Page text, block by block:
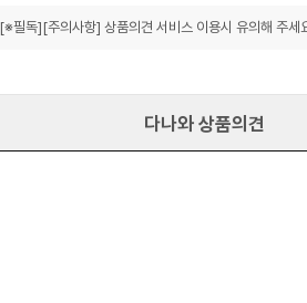
[※필독][주의사항] 상품의견 서비스 이용시 유의해 주세
다나와 상품의견